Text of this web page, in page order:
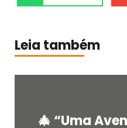
Leia também
🎄 “Uma